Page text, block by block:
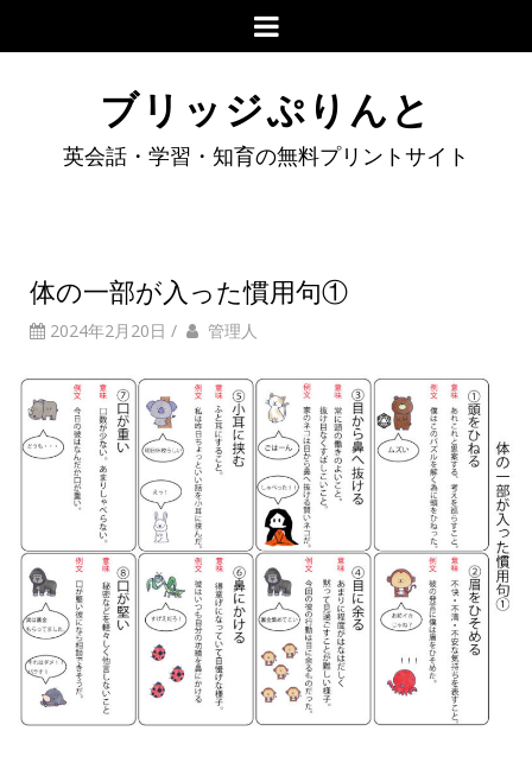
ブリッジぷりんと
英会話・学習・知育の無料プリントサイト
体の一部が入った慣用句①
2024年2月20日 / 管理人